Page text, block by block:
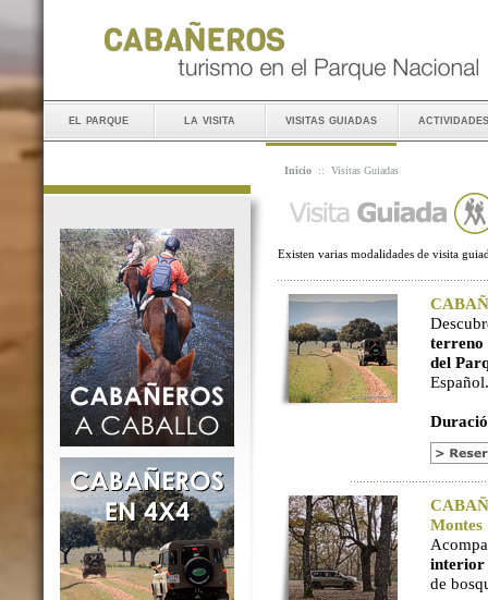
el parque la visita visitas guiadas actividades
Inicio :: Visitas Guiadas
Existen varias modalidades de visita
terreno
del
Español.
Montes
interior
de